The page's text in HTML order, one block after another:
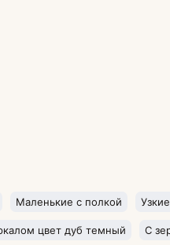
Маленькие с полкой
цвет дуб темный С